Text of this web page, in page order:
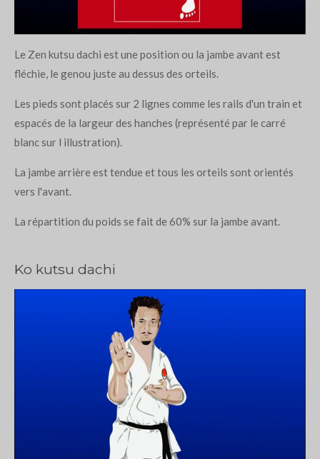
Le Zen kutsu dachi est une position ou la jambe avant est
fléchie, le genou juste au dessus des orteils.
Les pieds sont placés sur 2 lignes comme les rails d'un train et
espacés de la largeur des hanches (représenté par le carré
blanc sur l illustration).
La jambe arrière est tendue et tous les orteils sont orientés
vers l'avant.
La répartition du poids se fait de 60% sur la jambe avant.
Ko kutsu dachi